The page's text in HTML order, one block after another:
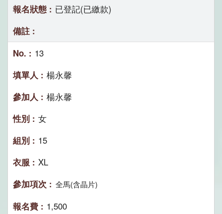
已登記(已繳款)
13
楊永馨
楊永馨
女
15
XL
全馬(含晶片)
1,500